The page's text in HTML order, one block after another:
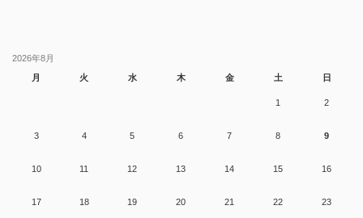
2026年8月
月
火 水 木 金 土 日
1 2
3 4 5 6 7 8 9
10 11 12 13 14 15 16
17 18 19 20 21 22 23